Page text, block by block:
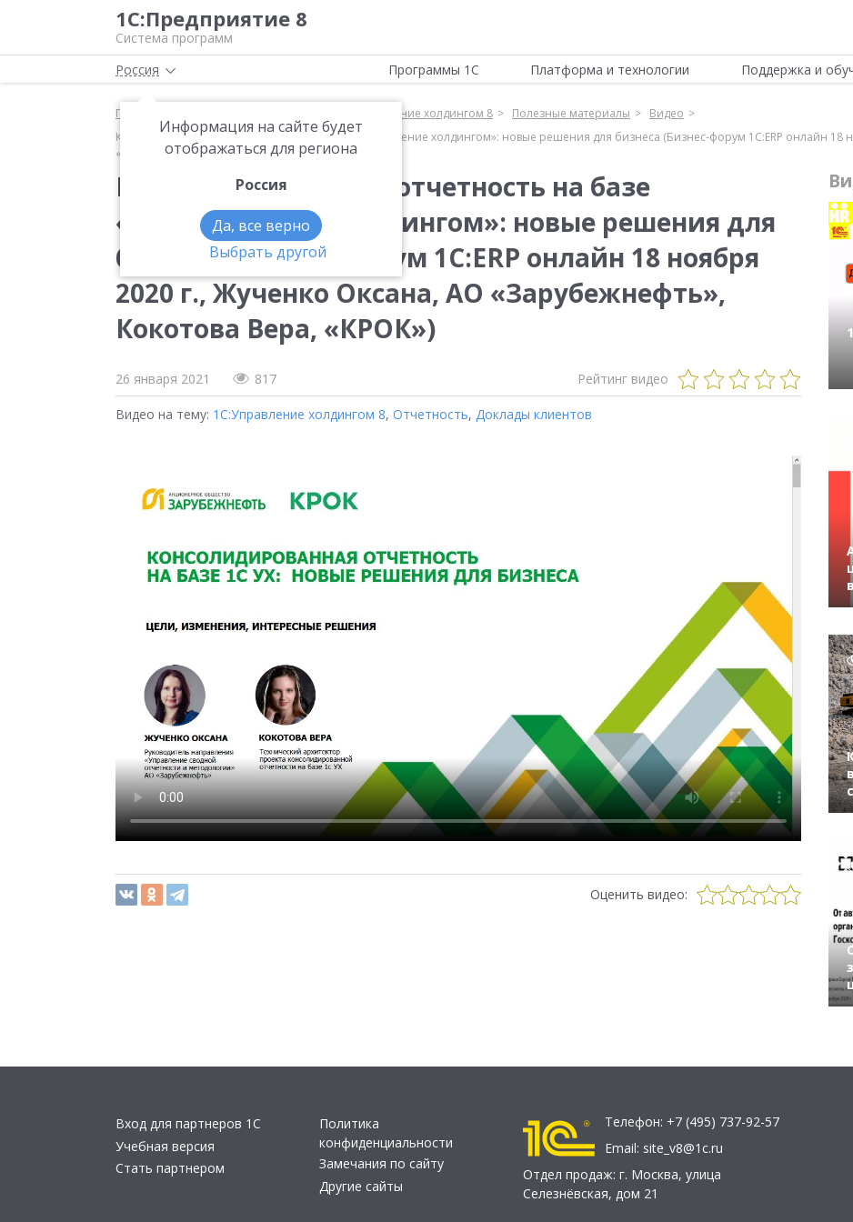
1С:Предприятие 8
Система программ
Россия
Информация на сайте будет
отображаться для региона
Россия
Да, все верно
Выбрать другой
Программы 1С Платформа и технологии Поддержка и
Главная 1С:Управление холдингом 8 Полезные материалы
Видео
Консолидированная отчетность на базе «1С:Управление холдингом»: новые решения для бизнеса (Бизнес-форум 1С:ERP онлайн 18
«Зарубежнефть», Кокотова Вера, «КРОК»)
Консолидированная отчетность на базе
«1С:Управление холдингом»: новые решения для
бизнеса (Бизнес-форум 1С:ERP онлайн 18 ноября
2020 г., Жученко Оксана, АО «Зарубежнефть»,
Кокотова Вера, «КРОК»)
26 января 2021 817 Рейтинг видео
Видео на тему: 1С:Управление холдингом 8, Отчетность, Доклады клиентов
Оценить видео:
Вход для партнеров 1С
Учебная версия
Стать партнером
Политика
конфиденциальности
Замечания по сайту
Другие сайты
Телефон: +7 (495) 737-92-57
Email: site_v8@1c.ru
Отдел продаж: г. Москва, улица
Селезнёвская, дом 21